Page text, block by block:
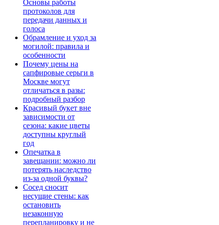
Основы работы
протоколов для
передачи данных и
голоса
Обрамление и уход за
могилой: правила и
особенности
Почему цены на
сапфировые серьги в
Москве могут
отличаться в разы:
подробный разбор
Красивый букет вне
зависимости от
сезона: какие цветы
доступны круглый
год
Опечатка в
завещании: можно ли
потерять наследство
из-за одной буквы?
Сосед сносит
несущие стены: как
остановить
незаконную
перепланировку и не